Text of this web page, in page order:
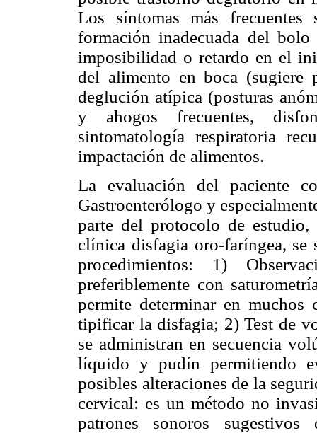
Los síntomas más frecuentes
formación inadecuada del
imposibilidad o retardo en el
del alimento en boca (sugiere
deglución atípica (posturas
y ahogos frecuentes,
sintomatología respiratoria
impactación de alimentos.
La evaluación del paciente
Gastroenterólogo y
parte del protocolo de estudio,
clínica disfagia oro-faríngea, se
procedimientos: 1)
preferiblemente con
permite determinar en
tipificar la disfagia; 2) Test de
se administran en secuencia
líquido y pudín permitiendo
posibles alteraciones de la
cervical: es un método no
patrones sonoros